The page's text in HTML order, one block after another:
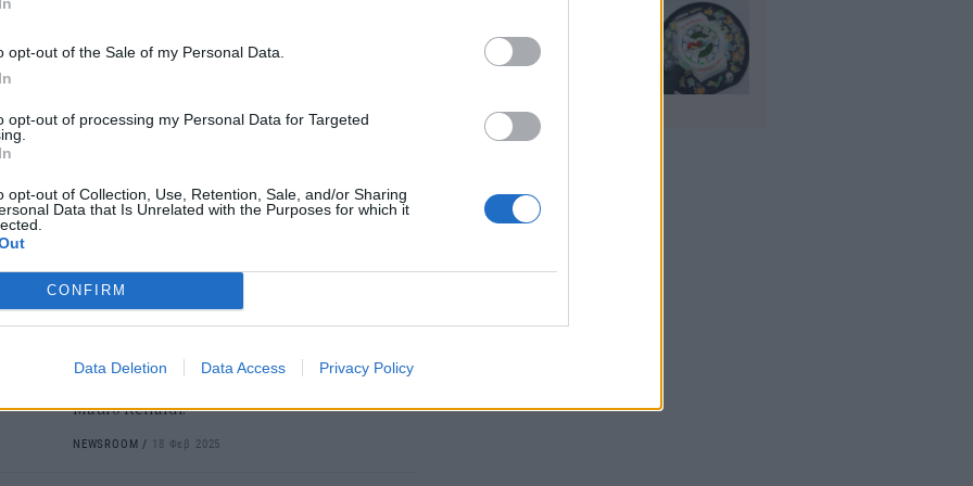
opt-out of the Sale of my Personal Data.
opt-out of processing my Personal Data for Targeted
opt-out of Collection, Use, Retention, Sale, and/or Sharing
Data that Is Unrelated with the Purposes for which it
CONFIRM
Data Deletion Data Access Privacy Policy
NEWSROOM /17 Απρ 2025
ΟΛΠ Α.Ε.: Επίσκεψη του
αντιπροσωπείας της Ιταλικής
Το λιμάνι του Πειραιά επισκέφθηκε ο Πρέσβης
της Ιταλίας στην Ελλάδα, κ. Paolo Cuculi,
Ιταλικής Πρεσβείας, κ. Mario Savona, και τον
Mauro Renaldi.
NEWSROOM / 18 Φεβ 2025
SHOCK Pokémon για
τα 30 χρόνια του